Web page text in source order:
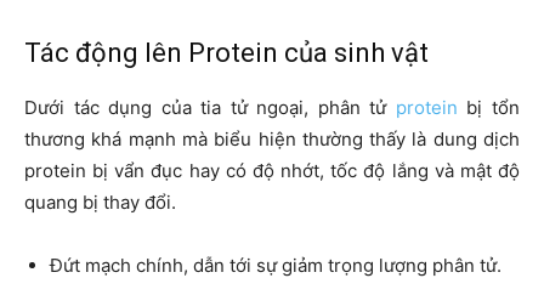
Tác động lên Protein của sinh vật
Dưới tác dụng của tia tử ngoại, phân tử protein bị tổn
thương khá mạnh mà biểu hiện thường thấy là dung dịch
protein bị vẩn đục hay có độ nhớt, tốc độ lắng và mật độ
quang bị thay đổi.
Đứt mạch chính, dẫn tới sự giảm trọng lượng phân tử.